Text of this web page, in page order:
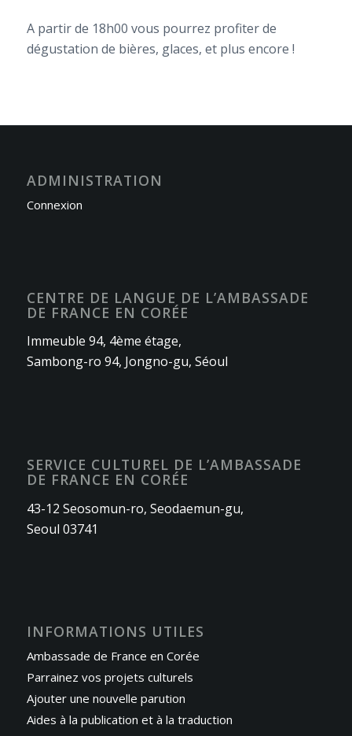
A partir de 18h00 vous pourrez profiter de
dégustation de bières, glaces, et plus encore !
ADMINISTRATION
Connexion
CENTRE DE LANGUE DE L’AMBASSADE
DE FRANCE EN CORÉE
Immeuble 94, 4ème étage,
Sambong-ro 94, Jongno-gu, Séoul
SERVICE CULTUREL DE L’AMBASSADE
DE FRANCE EN CORÉE
43-12 Seosomun-ro, Seodaemun-gu,
Seoul 03741
INFORMATIONS UTILES
Ambassade de France en Corée
Parrainez vos projets culturels
Ajouter une nouvelle parution
Aides à la publication et à la traduction